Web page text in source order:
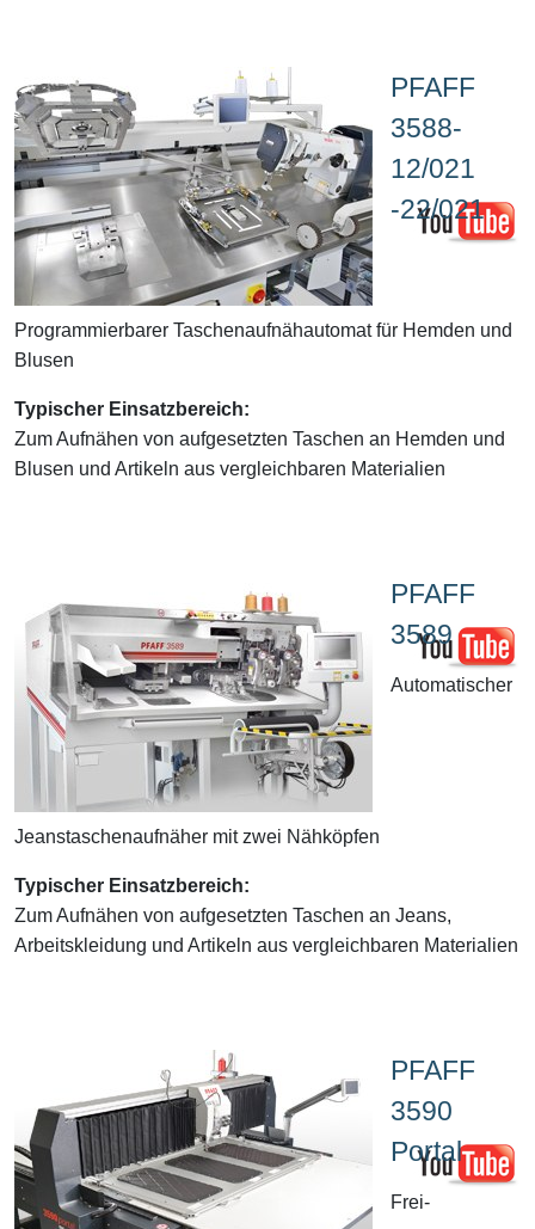
PFAFF
3588-
12/021
-22/021
Programmierbarer Taschenaufnähautomat für Hemden und
Blusen
Typischer Einsatzbereich:
Zum Aufnähen von aufgesetzten Taschen an Hemden und
Blusen und Artikeln aus vergleichbaren Materialien
PFAFF
3589
Automatischer
Jeanstaschenaufnäher mit zwei Nähköpfen
Typischer Einsatzbereich:
Zum Aufnähen von aufgesetzten Taschen an Jeans,
Arbeitskleidung und Artikeln aus vergleichbaren Materialien
PFAFF
3590
Portal
Frei-